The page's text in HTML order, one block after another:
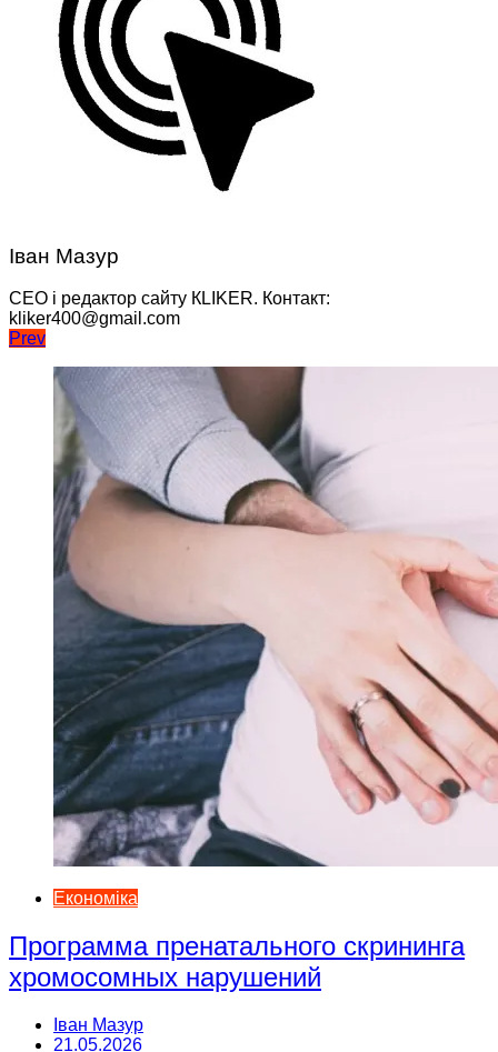
Іван Мазур
CEO і редактор сайту КLIKER. Контакт:
kliker400@gmail.com
Навігація
записів
Prev
Економіка
Программа пренатального скрининга
хромосомных нарушений
Іван Мазур
21.05.2026